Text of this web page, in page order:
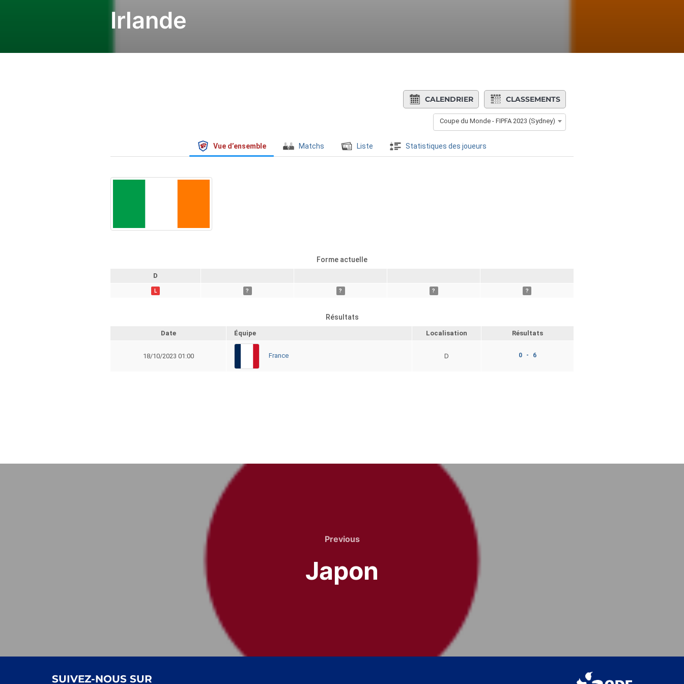
Irlande
CALENDRIER CLASSEMENTS
Coupe du Monde - FIPFA 2023 (Sydney)
Vue d’ensemble Matchs Liste Statistiques des joueurs
Forme actuelle
D
L ? ? ? ?
Résultats
Date Équipe Localisation Résultats
18/10/2023 01:00 France D 0 - 6
Previous
Previous
Japon
SUIVEZ-NOUS SUR